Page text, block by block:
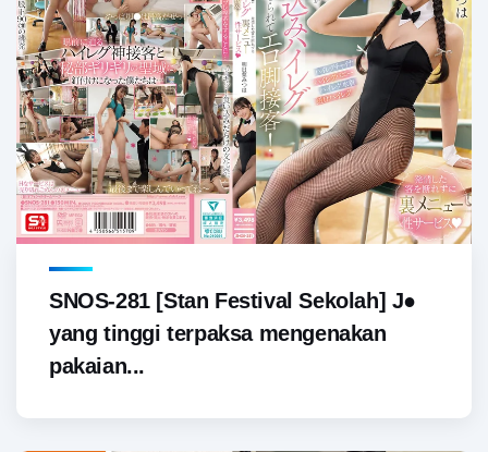
SNOS-281 [Stan Festival Sekolah] J●
yang tinggi terpaksa mengenakan
pakaian...